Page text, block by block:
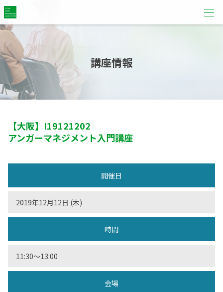
講座情報
【大阪】 I19121202
アンガーマネジメント入門講座
開催日
2019年12月12日 (木)
時間
11:30〜13:00
会場